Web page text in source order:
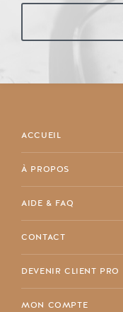
ACCUEIL
À PROPOS
AIDE & FAQ
CONTACT
DEVENIR CLIENT PRO
MON COMPTE
info@maisondespriet.com